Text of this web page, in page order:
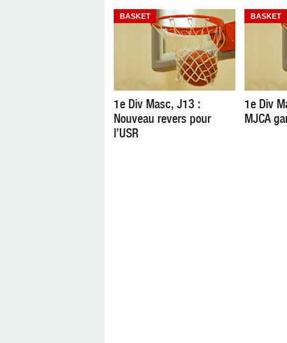
BASKET
1e Div Masc, J13 :
Nouveau revers pour
l’USR
BASKET
1e Div
MJCA